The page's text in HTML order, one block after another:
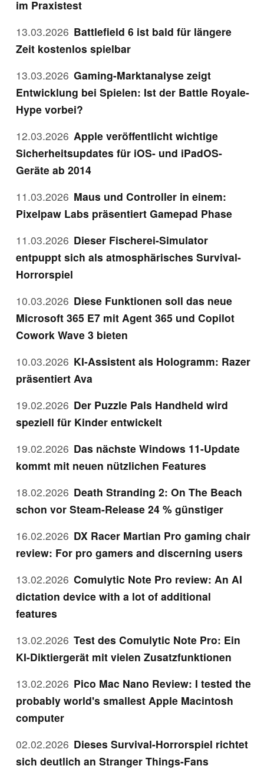
im Praxistest
13.03.2026 Battlefield 6 ist bald für längere
Zeit kostenlos spielbar
13.03.2026 Gaming-Marktanalyse zeigt
Entwicklung bei Spielen: Ist der Battle Royale-
Hype vorbei?
12.03.2026 Apple veröffentlicht wichtige
Sicherheitsupdates für iOS- und iPadOS-
Geräte ab 2014
11.03.2026 Maus und Controller in einem:
Pixelpaw Labs präsentiert Gamepad Phase
11.03.2026 Dieser Fischerei-Simulator
entpuppt sich als atmosphärisches Survival-
Horrorspiel
10.03.2026 Diese Funktionen soll das neue
Microsoft 365 E7 mit Agent 365 und Copilot
Cowork Wave 3 bieten
10.03.2026 KI-Assistent als Hologramm: Razer
präsentiert Ava
19.02.2026 Der Puzzle Pals Handheld wird
speziell für Kinder entwickelt
19.02.2026 Das nächste Windows 11-Update
kommt mit neuen nützlichen Features
18.02.2026 Death Stranding 2: On The Beach
schon vor Steam-Release 24 % günstiger
16.02.2026 DX Racer Martian Pro gaming chair
review: For pro gamers and discerning users
13.02.2026 Comulytic Note Pro review: An AI
dictation device with a lot of additional
features
13.02.2026 Test des Comulytic Note Pro: Ein
KI-Diktiergerät mit vielen Zusatzfunktionen
13.02.2026 Pico Mac Nano Review: I tested the
probably world's smallest Apple Macintosh
computer
02.02.2026 Dieses Survival-Horrorspiel richtet
sich deutlich an Stranger Things-Fans